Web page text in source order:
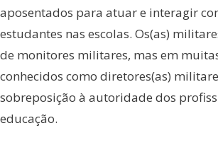
aposentados para atuar e interagir
estudantes nas escolas. Os(as)
de monitores militares, mas em
conhecidos como diretores(as)
sobreposição à autoridade dos
educação.